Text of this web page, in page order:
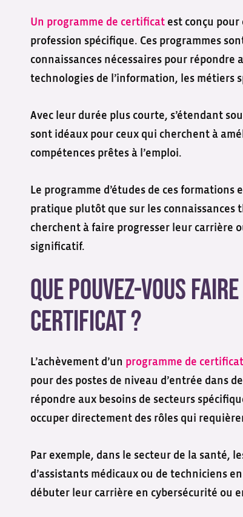
Un programme de certificat est conçu
profession spécifique. Ces programmes
connaissances nécessaires pour
technologies de l’information, les métiers
Avec leur durée plus courte, s’étendant
sont idéaux pour ceux qui cherchent à
compétences prêtes à l’emploi.
Le programme d’études de ces
pratique plutôt que sur les connaissances
cherchent à faire progresser leur carrière
significatif.
Que pouvez-vous
certificat ?
L’achèvement d’un programme de certificat
pour des postes de niveau d’entrée dans
répondre aux besoins de secteurs
occuper directement des rôles qui
Par exemple, dans le secteur de la santé,
d’assistants médicaux ou de techniciens
débuter leur carrière en cybersécurité ou